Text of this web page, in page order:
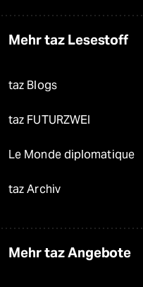
Mehr taz Lesestoff
taz Blogs
taz FUTURZWEI
Le Monde diplomatique
taz Archiv
Mehr taz Angebote